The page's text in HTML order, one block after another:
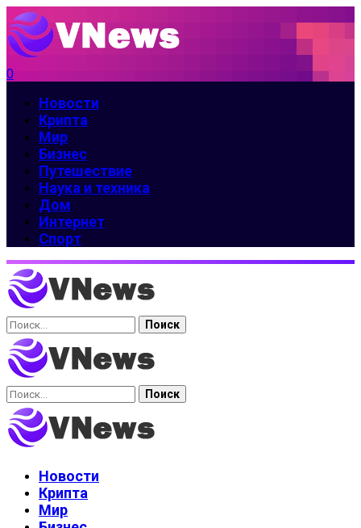
0
Новости
Крипта
Мир
Бизнес
Путешествие
Наука и техника
Дом
Интернет
Спорт
Найти:
Найти:
Новости
Крипта
Мир